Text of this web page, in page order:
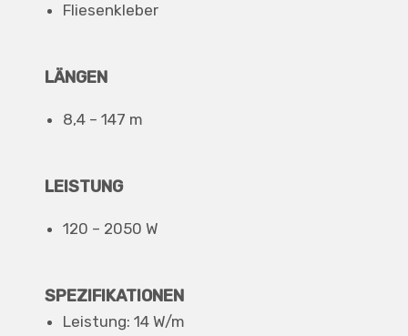
Fliesenkleber
LÄNGEN
8,4 – 147 m
LEISTUNG
120 – 2050 W
SPEZIFIKATIONEN
Leistung: 14 W/m